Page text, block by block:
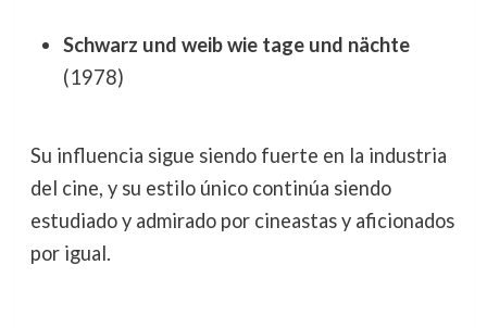
Schwarz und weib wie tage und nächte
(1978)
Su influencia sigue siendo fuerte en la industria
del cine, y su estilo único continúa siendo
estudiado y admirado por cineastas y aficionados
por igual.